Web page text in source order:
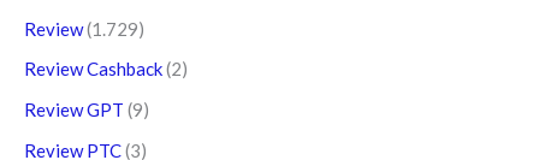
Review(1.729)
Review Cashback(2)
Review GPT (9)
Review PTC(3)